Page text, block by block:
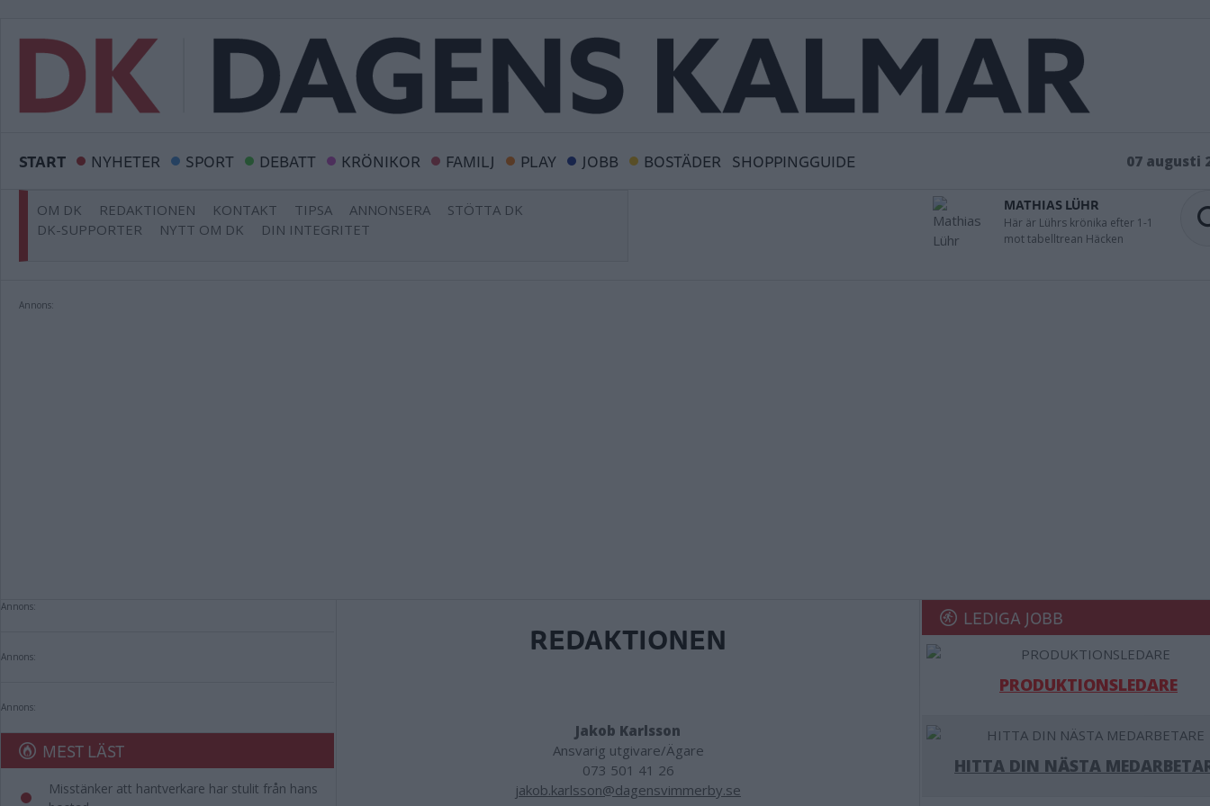
START NYHETER SPORT DEBATT KRÖNIKOR FAMILJ PLAY JOBB BOSTÄDER SHOPPINGGUIDE 07 augusti
OM DK REDAKTIONEN KONTAKT TIPSA ANNONSERA
STÖTTA DK
DK-SUPPORTER
NYTT OM DK DIN INTEGRITET
MATHIAS LÜHR
Här är Lührs krönika efter 1-1
mot tabelltrean Häcken
Annons:
Annons:
Annons:
Annons:
MEST LÄST
Misstänker att hantverkare har stulit från hans
REDAKTIONEN
Jakob Karlsson
Ansvarig utgivare/Ägare
073 501 41 26
jakob.karlsson@dagensvimmerby.se
LEDIGA JOBB
PRODUKTIONSLEDARE
HITTA DIN NÄSTA